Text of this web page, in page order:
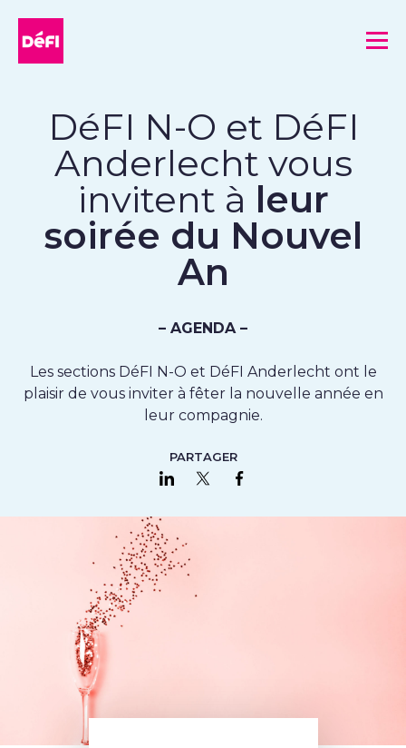
DéFI N-O et DéFI
Anderlecht vous
invitent à leur
soirée du Nouvel
An
– AGENDA –
Les sections DéFI N-O et DéFI Anderlecht ont le
plaisir de vous inviter à fêter la nouvelle année en
leur compagnie.
PARTAGER
Partager sur LinkedIn
Partager sur Twitter